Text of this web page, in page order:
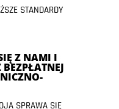
STANDARDY
Z NAMI I
BEZPŁATNEJ
SPRAWA SIĘ